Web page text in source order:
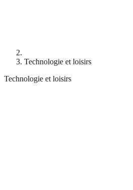
Technologie et loisirs
Technologie et loisirs